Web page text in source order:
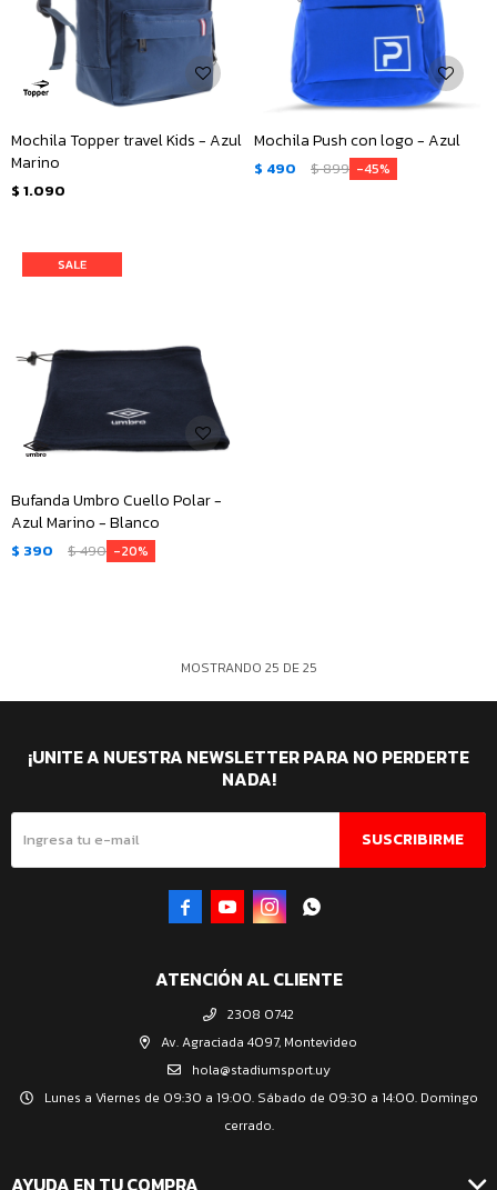
Mochila Topper travel Kids - Azul
Marino
$ 1.090
Mochila Push con logo - Azul
$ 490 $899 45
Bufanda Umbro Cuello Polar -
Azul Marino - Blanco
$ 390 $490 20
MOSTRANDO 25 DE25
ATENCIÓN AL CLIENTE
2308 0742
Av. Agraciada 4097, Montevideo
hola@stadiumsport.uy
Lunes a Viernes de 09:30 a 19:00. Sábado de 09:30 a 14:00. Domingo
cerrado.
AYUDA EN TU COMPRA
¡UNITE A NUESTRA NEWSLETTER PARA NO PERDERTE
NADA!
SUSCRIBIRME
   